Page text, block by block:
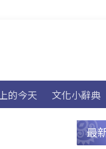
的今天 文化小辭典
最